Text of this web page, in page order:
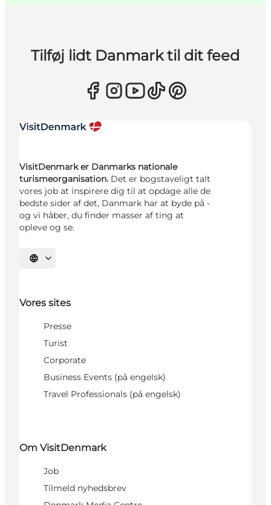
Tilføj lidt Danmark til dit feed
VisitDenmark er Danmarks nationale
turismeorganisation. Det er bogstaveligt talt
vores job at inspirere dig til at opdage alle de
bedste sider af det, Danmark har at byde på -
og vi håber, du finder masser af ting at
opleve og se.
Vælg sprog
Vores sites
Presse
Turist
Corporate
Business Events (på engelsk)
Travel Professionals (på engelsk)
Om VisitDenmark
Job
Tilmeld nyhedsbrev